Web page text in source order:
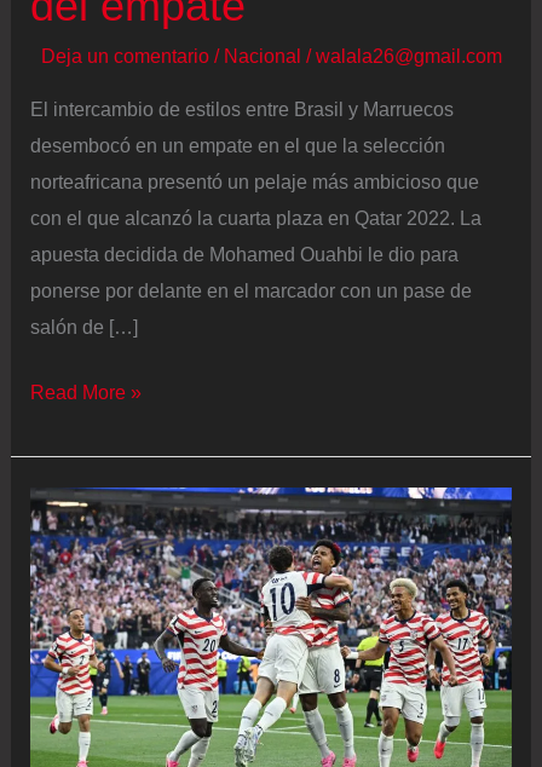
Deja un comentario / Nacional /walala26@gmail.com
El intercambio de estilos entre Brasil y Marruecos
desembocó en un empate en el que la selección
norteafricana presentó un pelaje más ambicioso que
con el que alcanzó la cuarta plaza en Qatar 2022. La
apuesta decidida de Mohamed Ouahbi le dio para
ponerse por delante en el marcador con un pase de
salón de […]
Marruecos
viste
de
una
Brasil
rescatada
por
Vinicius
con
el
Read More »